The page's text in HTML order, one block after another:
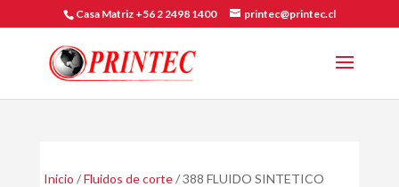
Casa Matriz +56 2 2498 1400 printec@printec.cl
Inicio /Fluidos de corte/ 388 FLUIDO SINTETICO